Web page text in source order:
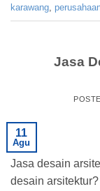
karawang,
Jasa
11
Agu
Jasa desain
desain